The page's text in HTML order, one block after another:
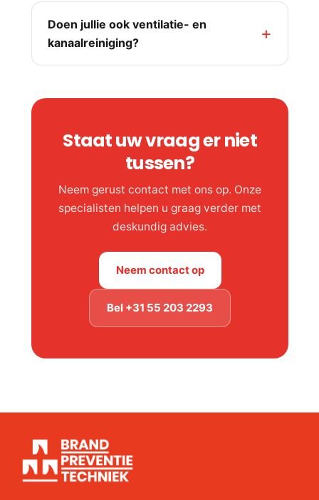
Doen jullie ook ventilatie- en
kanaalreiniging?
Staat uw vraag er niet
tussen?
Neem gerust contact met ons op. Onze
specialisten helpen u graag verder met
deskundig advies.
Neem contact op
Bel +31 55 203 2293